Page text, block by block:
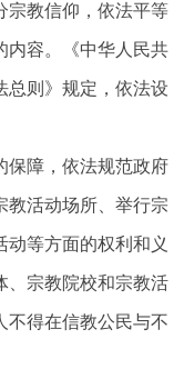
宗教信仰，依法平等
内容。《中华人民共
总则》规定，依法设
保障，依法规范政府
教活动场所、举行宗
等方面的权利和义
、宗教院校和宗教活
不得在信教公民与不